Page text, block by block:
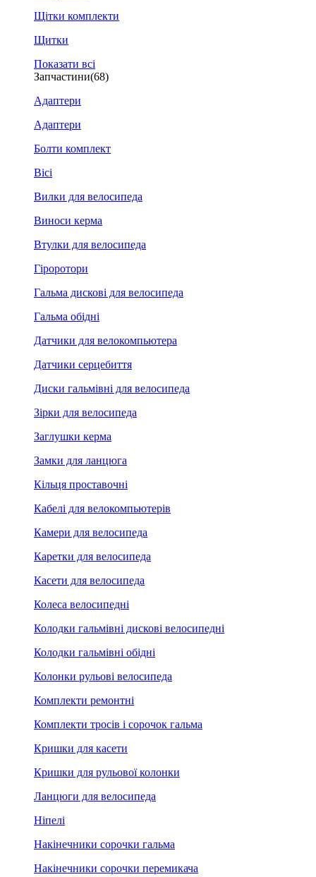
Щітки комплекти
Щитки
Показати всі
Запчастини(68)
Адаптери
Адаптери
Болти комплект
Вісі
Вилки для велосипеда
Виноси керма
Втулки для велосипеда
Гіроротори
Гальма дискові для велосипеда
Гальма обідні
Датчики для велокомпьютера
Датчики серцебиття
Диски гальмівні для велосипеда
Зірки для велосипеда
Заглушки керма
Замки для ланцюга
Кільця проставочні
Кабелі для велокомпьютерів
Камери для велосипеда
Каретки для велосипеда
Касети для велосипеда
Колеса велосипедні
Колодки гальмівні дискові велосипедні
Колодки гальмівні обідні
Колонки рульові велосипеда
Комплекти ремонтні
Комплекти тросів і сорочок гальма
Кришки для касети
Кришки для рульової колонки
Ланцюги для велосипеда
Ніпелі
Накінечники сорочки гальма
Накінечники сорочки перемикача